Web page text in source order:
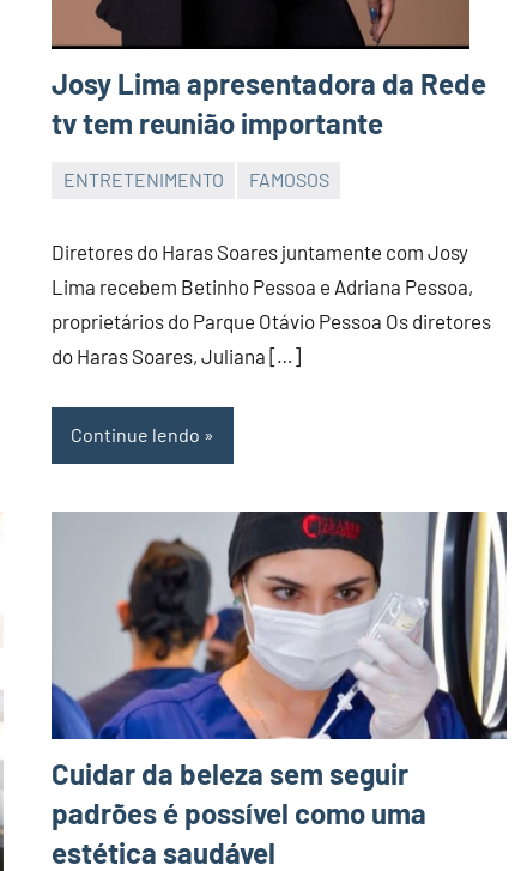
Josy Lima apresentadora da Rede
tv tem reunião importante
ENTRETENIMENTO FAMOSOS
GRANDE
DO
NORTE
Diretores do Haras Soares juntamente com Josy
Lima recebem Betinho Pessoa e Adriana Pessoa,
proprietários do Parque Otávio Pessoa Os diretores
do Haras Soares, Juliana […]
Continue lendo
Cuidar da beleza sem seguir
padrões é possível como uma
estética saudável